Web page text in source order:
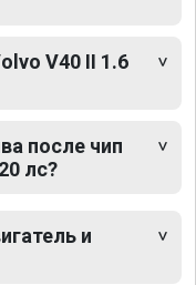
V40 II 1.6
после чип
лс?
и